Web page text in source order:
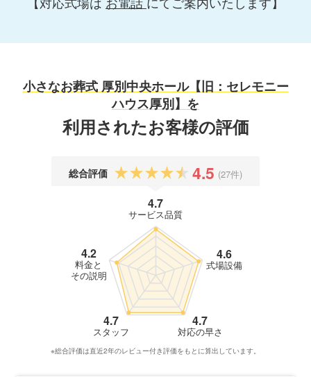
小さなお葬式 厚別中央ホール【旧：セレモニー
ハウス厚別】を
利用されたお客様の評価
総合評価 4.5 (27件)
4.7
サービス品質
4.6
式場設備
4.7
対応の早さ
4.7
スタッフ
4.2
料金と
その説明
※総合評価は直近2年のレビュー付き評価をもとに算出しています。